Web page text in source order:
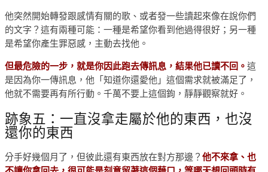
他突然開始轉發跟感情有關的歌、或者發一些讀起來像在說你們
的文字？這有兩種可能：一種是希望你看到他過得很好；另一種
是希望你產生罪惡感，主動去找他。
但最危險的一步，就是你因此跑去傳訊息，結果他已讀不回。 這
是因為你一傳訊息，他「知道你還愛他」這個需求就被滿足了，
他就不需要再有所行動。千萬不要上這個鉤，靜靜觀察就好。
跡象五：一直沒拿走屬於他的東西，也沒
還你的東西
分手好幾個月了，但彼此還有東西放在對方那邊？ 他不來拿、也